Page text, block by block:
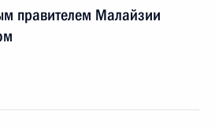
правителем Малайзии